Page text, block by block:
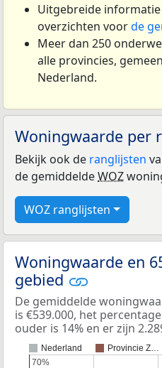
Uitgebreide informatie
overzichten voorde
Meer dan 250
alle provincies,
Nederland.
Woningwaarde per
Bekijk ook de ranglijsten
de gemiddeldeWOZ
WOZ ranglijsten
Woningwaarde en
gebied
De gemiddelde
is €539.000, het
ouder is 14% en er zijn
Nederland Provincie Z…
70%
70%